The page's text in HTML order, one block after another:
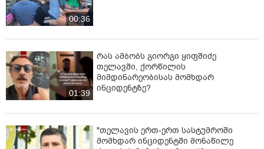
00:36
01:39
რას ამბობს გიორგი ყიფშიძე
თელავში, ქორწილის
მიმდინარეობისას მომხდარ
ინციდენტზე?
"თელავის ერთ-ერთ სასტუმროში
მომხდარ ინციდენტში მონაწილე